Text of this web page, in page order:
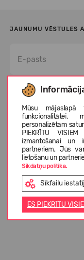
Mūsu mājaslapā
funkcionalitātei,
personalizētam
PIEKRĪTU
izmantošanai un
partneriem. Jūs
lietošanu un
Sīkdatņu politika.
Sīkfailu
ES PIEKRĪTU
JAUNUMU VĒSTULES
Esmu izlasījis un
datu aizsardzības